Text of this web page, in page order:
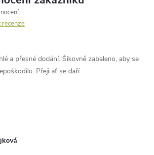
a přesné dodání. Šikovně zabaleno, aby se
Přeji ať se daří.